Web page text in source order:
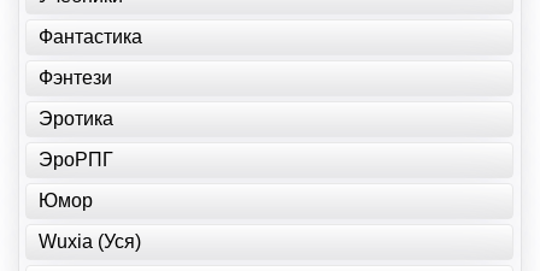
Фантастика
Фэнтези
Эротика
ЭроРПГ
Юмор
Wuxia (Уся)